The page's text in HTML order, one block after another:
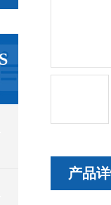
产品